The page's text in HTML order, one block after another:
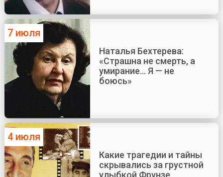
7 июля
Наталья Бехтерева:
«Страшна не смерть, а
умирание... Я — не
боюсь»
4 июля
Какие трагедии и тайны
скрывались за грустной
улыбкой Фрунзе